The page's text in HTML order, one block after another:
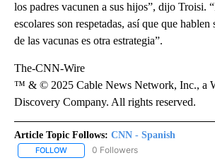
los padres vacunen a sus hijos”, dijo Troisi.
escolares son respetadas, así que que
de las vacunas es otra estrategia”.
The-CNN-Wire
™ & © 2025 Cable News Network, Inc., a
Discovery Company. All rights reserved.
Article Topic Follows: CNN - Spanish
FOLLOW FOLLOW "CNN - SPANISH" TO
0 Followers